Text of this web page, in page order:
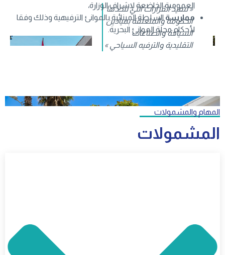
العمومية الخاضعة لإشراف الوزارة،
ممارسة السلطة المينائية بالموانئ الترفيهية وذلك وفقا
لأحكام مجلة الموانئ البحرية.
« تنفيذ القرارات التي تتخذها
الحكومة والمتعلقة بميادين
السياحة والصناعات
التقليدية والترفيه السياحي »
المهام والمشمولات
المشمولات